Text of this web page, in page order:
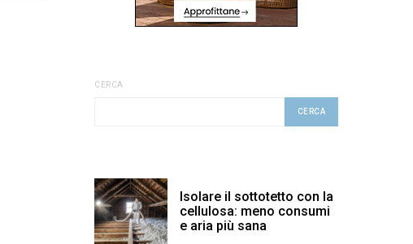
CERCA
CERCA
Isolare il sottotetto con la
cellulosa: meno consumi
e aria più sana